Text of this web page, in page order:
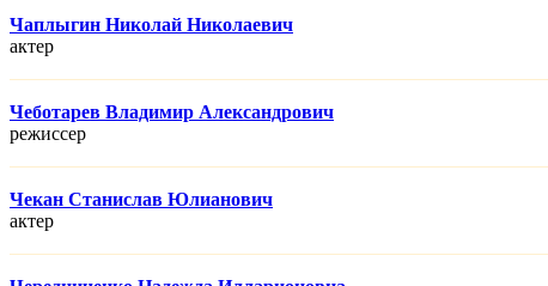
Чаплыгин Николай Николаевич
актер
Чеботарев Владимир Александрович
режисcер
Чекан Станислав Юлианович
актер